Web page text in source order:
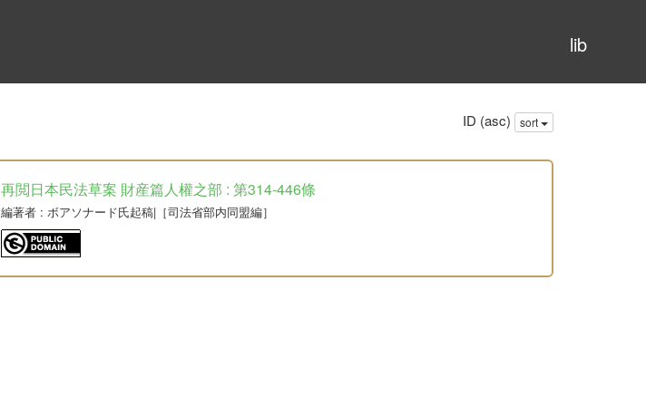
lib
ID (asc) sort
再閲日本民法草案 財産篇人權之部 : 第314-446條
編著者: ボアソナード氏起稿|［司法省部内同盟編］